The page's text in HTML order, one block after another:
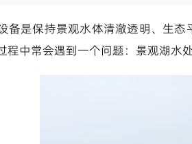
备是保持景观水体清澈透明、生
程中常会遇到一个问题：景观湖水